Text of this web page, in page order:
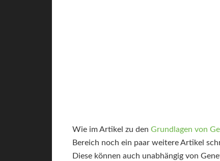
Wie im Artikel zu den Grundlagen von
Bereich noch ein paar weitere Artikel
Diese können auch unabhängig von